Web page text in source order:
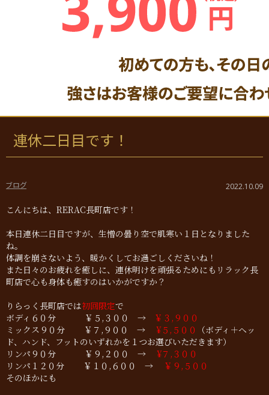
連休二日目です！
ブログ 2022.10.09
こんにちは、RERAC長町店です！
本日連休二日目ですが、生憎の曇り空で肌寒い１日となりました
ね。
体調を崩さないよう、暖かくしてお過ごしくださいね！
また日々のお疲れを癒しに、連休明けを頑張るためにもリラック長
町店で心も身体も癒すのはいかがですか？
りらっく長町店では初回限定で
ボディ６０分 ￥５,３００ →
￥３,９００
ミックス９０分 ￥７,９００ →
¥５,５００ （ボディ＋ヘッ
ド、ハンド、フットのいずれかを１つお選びいただきます）
リンパ９０分 ￥９,２００ →
¥７,３００
リンパ１２０分 ￥１０,６００ →
￥９,５００
そのほかにも